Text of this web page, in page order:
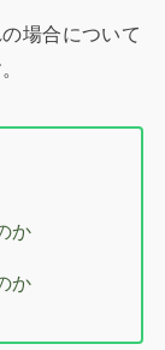
場合について
か
か